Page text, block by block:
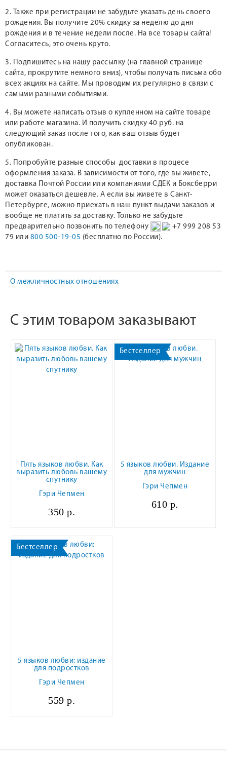
2. Также при регистрации не забудьте указать день своего
рождения. Вы получите 20% скидку за неделю до дня
рождения и в течение недели после. На все товары сайта!
Согласитесь, это очень круто.
3. Подпишитесь на нашу рассылку (на главной странице
сайта, прокрутите немного вниз), чтобы получать письма обо
всех акциях на сайте. Мы проводим их регулярно в связи с
самыми разными событиями.
4. Вы можете написать отзыв о купленном на сайте товаре
или работе магазина. И получить скидку 40 руб. на
следующий заказ после того, как ваш отзыв будет
опубликован.
5. Попробуйте разные способы доставки в процесе
оформления заказа. В зависимости от того, где вы живете,
доставка Почтой России или компаниями СДЕК и Боксберри
может оказаться дешевле. А если вы живете в Санкт-
Петербурге, можно приехать в наш пункт выдачи заказов и
вообще не платить за доставку. Только не забудьте
предварительно позвонить по телефону
+7 999 208 53
79 или 800 500-19-05 (бесплатно по России).
О межличностных отношениях
С этим товаром заказывают
Пять языков любви. Как
выразить любовь вашему
спутнику
Гэри Чепмен
350 р.
Бестселлер
5 языков любви. Издание
для мужчин
Гэри Чепмен
610 р.
Бестселлер
5 языков любви: издание
для подростков
Гэри Чепмен
559 р.